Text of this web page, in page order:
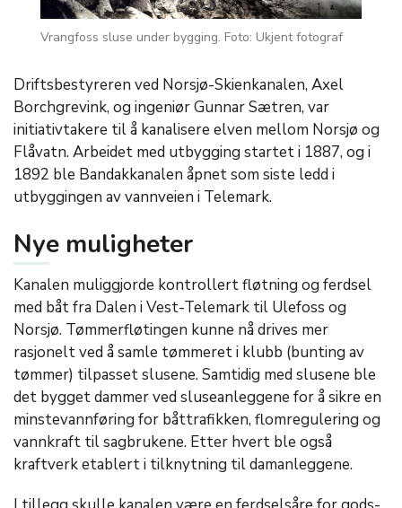
Vrangfoss sluse under bygging. Foto: Ukjent fotograf
Driftsbestyreren ved Norsjø-Skienkanalen, Axel
Borchgrevink, og ingeniør Gunnar Sætren, var
initiativtakere til å kanalisere elven mellom Norsjø og
Flåvatn. Arbeidet med utbygging startet i 1887, og i
1892 ble Bandakkanalen åpnet som siste ledd i
utbyggingen av vannveien i Telemark.
Nye muligheter
Kanalen muliggjorde kontrollert fløtning og ferdsel
med båt fra Dalen i Vest-Telemark til Ulefoss og
Norsjø. Tømmerfløtingen kunne nå drives mer
rasjonelt ved å samle tømmeret i klubb (bunting av
tømmer) tilpasset slusene. Samtidig med slusene ble
det bygget dammer ved sluseanleggene for å sikre en
minstevannføring for båttrafikken, flomregulering og
vannkraft til sagbrukene. Etter hvert ble også
kraftverk etablert i tilknytning til damanleggene.